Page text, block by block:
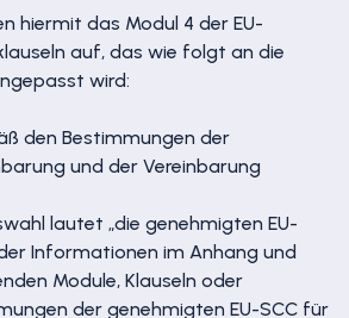
hiermit das Modul 4 der EU-
auf, das wie folgt an die
wird:
den Bestimmungen der
und der Vereinbarung
lautet „die genehmigten EU-
Informationen im Anhang und
Module, Klauseln oder
der genehmigten EU-SCC für